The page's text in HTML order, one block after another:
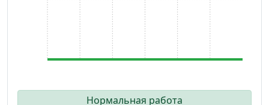
Нормальная работа